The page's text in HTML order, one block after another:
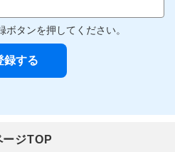
ボタンを押してください。
ージTOP